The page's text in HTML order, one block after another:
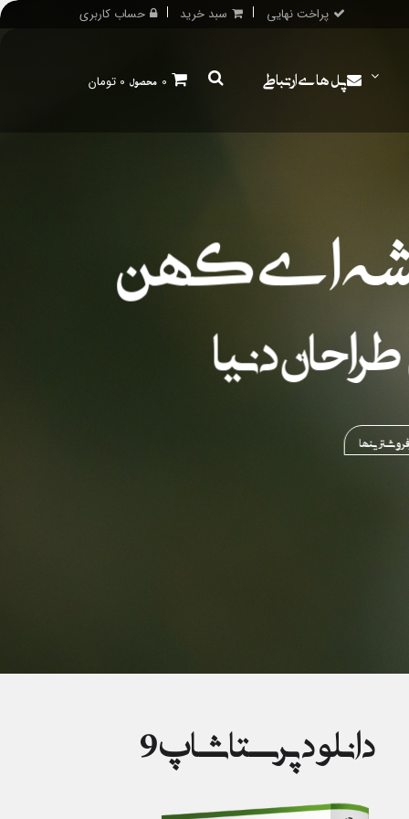
پراخت نهایی سبد خرید حساب کاربری
0 محصول 0 تومان پل های ارتباطی
دنیا
ای کهن
دانلود پرستاشاپ 9